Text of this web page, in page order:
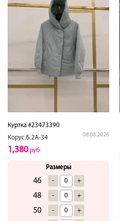
Куртка #23473390
Корус.Б.2А-34
08.08.2026
1,380руб
Размеры
46 - +
48 - +
50 - +